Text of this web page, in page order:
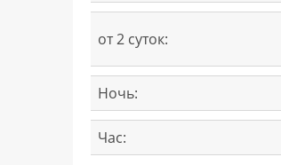
от 2 суток:
Ночь:
Час: